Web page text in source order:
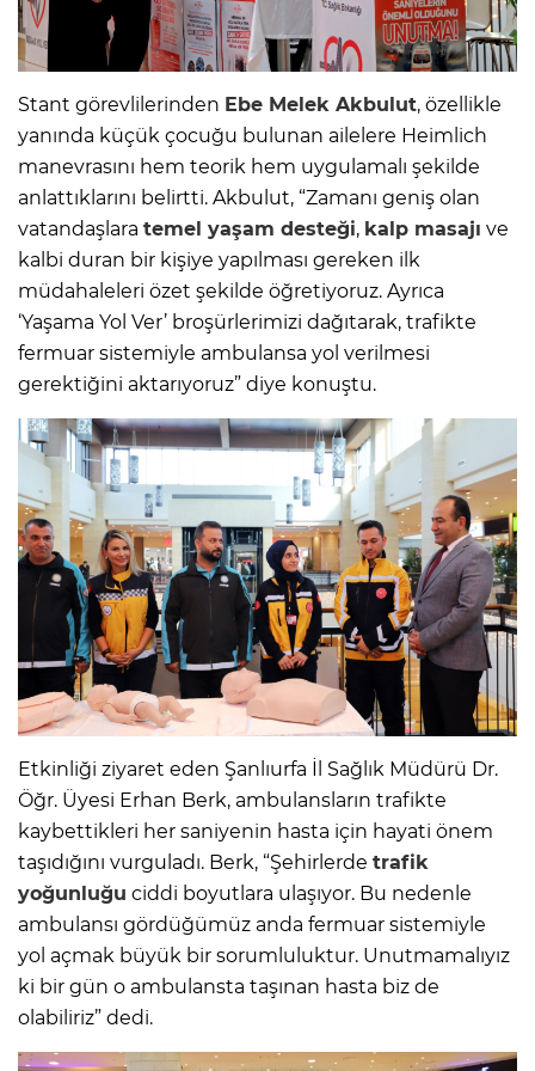
Stant görevlilerinden Ebe Melek Akbulut, özellikle
yanında küçük çocuğu bulunan ailelere Heimlich
manevrasını hem teorik hem uygulamalı şekilde
anlattıklarını belirtti. Akbulut, “Zamanı geniş olan
vatandaşlara temel yaşam desteği, kalp masajı ve
kalbi duran bir kişiye yapılması gereken ilk
müdahaleleri özet şekilde öğretiyoruz. Ayrıca
‘Yaşama Yol Ver’ broşürlerimizi dağıtarak, trafikte
fermuar sistemiyle ambulansa yol verilmesi
gerektiğini aktarıyoruz” diye konuştu.
Etkinliği ziyaret eden Şanlıurfa İl Sağlık Müdürü Dr.
Öğr. Üyesi Erhan Berk, ambulansların trafikte
kaybettikleri her saniyenin hasta için hayati önem
taşıdığını vurguladı. Berk, “Şehirlerde trafik
yoğunluğu ciddi boyutlara ulaşıyor. Bu nedenle
ambulansı gördüğümüz anda fermuar sistemiyle
yol açmak büyük bir sorumluluktur. Unutmamalıyız
ki bir gün o ambulansta taşınan hasta biz de
olabiliriz” dedi.